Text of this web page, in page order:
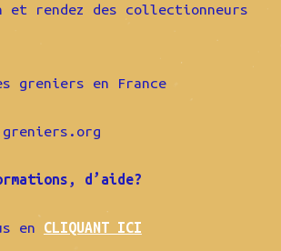
et rendez des collectionneurs
greniers en France
d’aide?
en CLIQUANT ICI